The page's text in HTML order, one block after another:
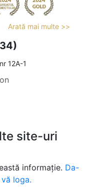
Arată mai multe >>
12A-1
site-uri
informație. Da-
loga.